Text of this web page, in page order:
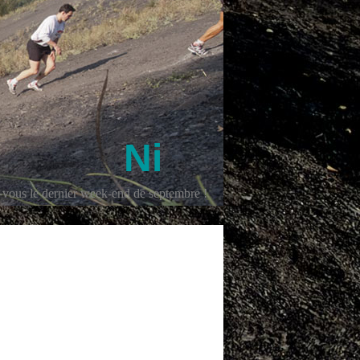
Ni
le dernier week-end de septembre !